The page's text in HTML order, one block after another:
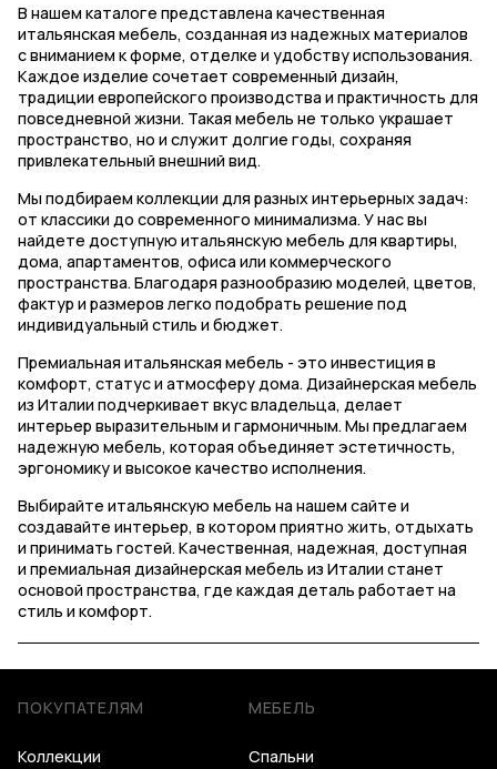
В нашем каталоге представлена качественная
итальянская мебель, созданная из надежных материалов
с вниманием к форме, отделке и удобству использования.
Каждое изделие сочетает современный дизайн,
традиции европейского производства и практичность для
повседневной жизни. Такая мебель не только украшает
пространство, но и служит долгие годы, сохраняя
привлекательный внешний вид.
Мы подбираем коллекции для разных интерьерных задач:
от классики до современного минимализма. У нас вы
найдете доступную итальянскую мебель для квартиры,
дома, апартаментов, офиса или коммерческого
пространства. Благодаря разнообразию моделей, цветов,
фактур и размеров легко подобрать решение под
индивидуальный стиль и бюджет.
Премиальная итальянская мебель - это инвестиция в
комфорт, статус и атмосферу дома. Дизайнерская мебель
из Италии подчеркивает вкус владельца, делает
интерьер выразительным и гармоничным. Мы предлагаем
надежную мебель, которая объединяет эстетичность,
эргономику и высокое качество исполнения.
Выбирайте итальянскую мебель на нашем сайте и
создавайте интерьер, в котором приятно жить, отдыхать
и принимать гостей. Качественная, надежная, доступная
и премиальная дизайнерская мебель из Италии станет
основой пространства, где каждая деталь работает на
стиль и комфорт.
ПОКУПАТЕЛЯМ
Коллекции
МЕБЕЛЬ
Спальни